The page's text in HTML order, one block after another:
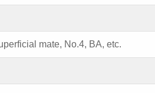
mate, No.4, BA, etc.